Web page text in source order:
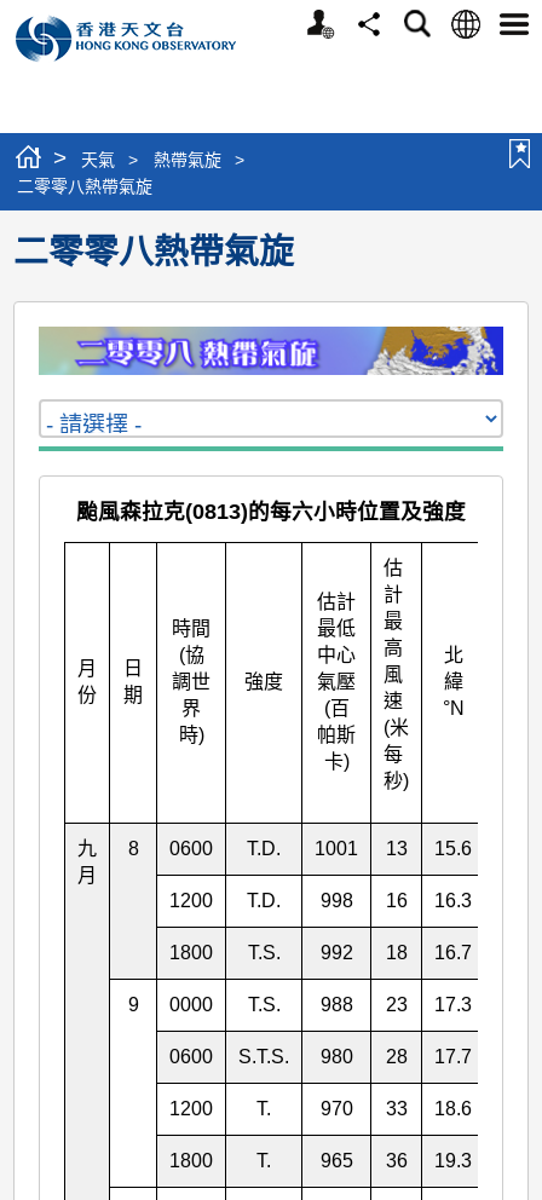
個
分
搜
語
選
> 天氣 > 熱帶氣旋
>
二零零八熱帶氣旋
二零零八熱帶氣旋
颱風森拉克(0813)的每六小時位置及強度
月
份
日
期
時間
(協
調世
界
時)
強度
估計
最低
中心
氣壓
(百
帕斯
卡)
估
計
最
高
風
速
(米
每
秒)
北
緯
°N
九
月
8 0600 T.D. 1001 13 15.6
1200 T.D. 998 16 16.3
1800 T.S. 992 18 16.7
9 0000 T.S. 988 23 17.3
0600 S.T.S. 980 28 17.7
1200 T. 970 33 18.6
1800 T. 965 36 19.3